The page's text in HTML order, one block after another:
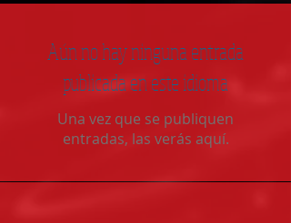
Aún no hay ninguna entrada
publicada en este idioma
Una vez que se publiquen
entradas, las verás aquí.